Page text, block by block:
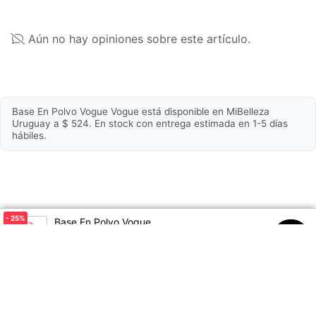
- 25%
Base En Polvo Vogue
Color Capuccino
Propiedades
Aún no hay opiniones sobre este artículo.
Base En Polvo Vogue Vogue está disponible en MiBelleza
Uruguay a $ 524. En stock con entrega estimada en 1-5 días
hábiles.